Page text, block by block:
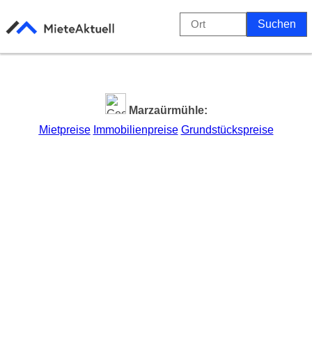
Marzaürmühle:
Mietpreise Immobilienpreise Grundstückspreise